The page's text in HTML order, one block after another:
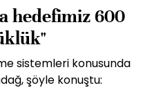
hedefimiz 600
sistemleri konusunda
şöyle konuştu: